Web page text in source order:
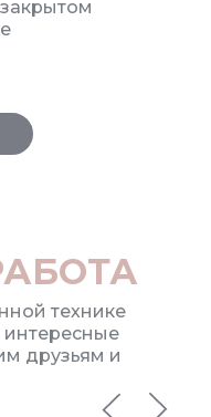
технике
интересные
друзьям и